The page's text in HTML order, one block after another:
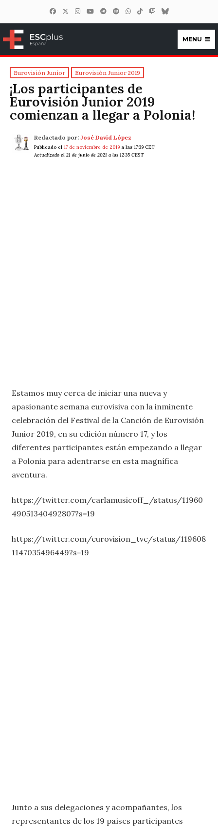
ESCplus España
MENU
Eurovisión Junior Eurovisión Junior 2019
¡Los participantes de
Eurovisión Junior 2019
comienzan a llegar a Polonia!
Redactado por: José David López
Publicado el 17 de noviembre de 2019 a las 17:39 CET
Actualizado el 21 de junio de 2021 a las 12:35 CEST
Estamos muy cerca de iniciar una nueva y
apasionante semana eurovisiva con la inminente
celebración del Festival de la Canción de Eurovisión
Junior 2019, en su edición número 17, y los
diferentes participantes están empezando a llegar
a Polonia para adentrarse en esta magnífica
aventura.
https://twitter.com/carlamusicoff_/status/11960
49051340492807?s=19
https://twitter.com/eurovision_tve/status/119608
1147035496449?s=19
Junto a sus delegaciones y acompañantes, los
representantes de los 19 países participantes